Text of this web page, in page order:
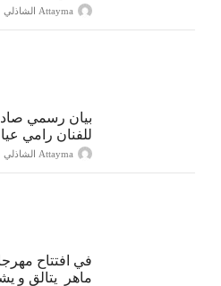
Attayma الشاذلي عرايبية
بيان رسمي
للفنان رامي
Attayma الشاذلي عرايبية
في افتتاح
ماهر يتالق و